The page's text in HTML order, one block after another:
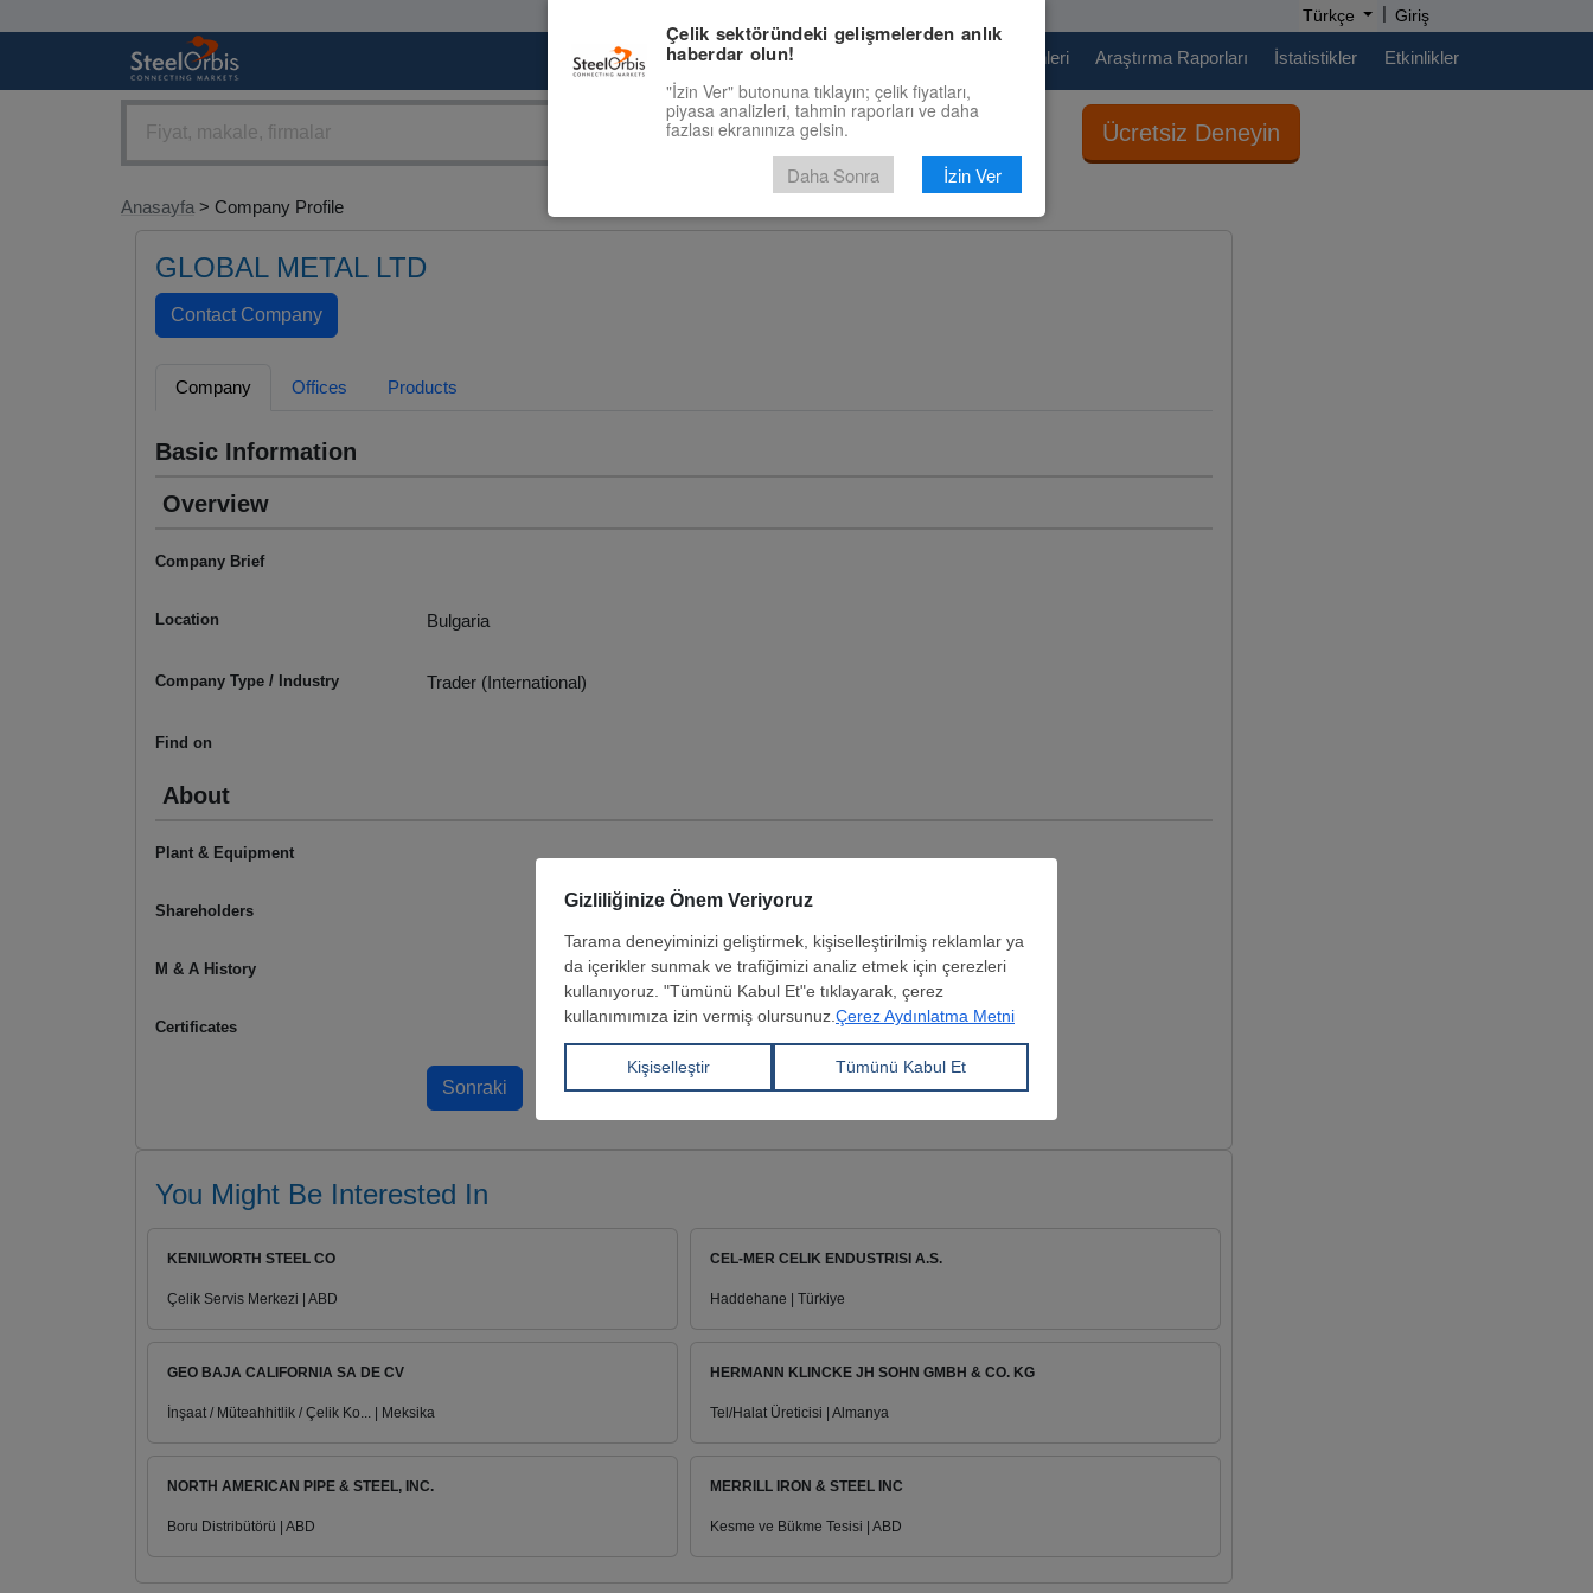
Türkçe | Giriş
Pazaryeri Fiyat Tahminleri Araştırma Raporları İstatistikler Etkinlikler
Ücretsiz Deneyin
Anasayfa > Company Profile
GLOBAL METAL LTD
Company Offices Products
Basic Information
Overview
Company Brief
Location Bulgaria
Company Type / Industry Trader (International)
Find on
About
Plant & Equipment
Shareholders
M & A History
Certificates
You Might Be Interested In
KENILWORTH STEEL CO
Çelik Servis Merkezi | ABD
CEL-MER CELIK ENDUSTRISI A.S.
Haddehane | Türkiye
GEO BAJA CALIFORNIA SA DE CV
İnşaat / Müteahhitlik / Çelik Ko... | Meksika
HERMANN KLINCKE JH SOHN GMBH & CO. KG
Tel/Halat Üreticisi | Almanya
NORTH AMERICAN PIPE & STEEL, INC.
Boru Distribütörü | ABD
MERRILL IRON & STEEL INC
Kesme ve Bükme Tesisi | ABD
Çelik sektöründeki gelişmelerden anlık
haberdar olun!
"İzin Ver" butonuna tıklayın; çelik fiyatları,
piyasa analizleri, tahmin raporları ve daha
fazlası ekranınıza gelsin.
Daha Sonra İzin Ver